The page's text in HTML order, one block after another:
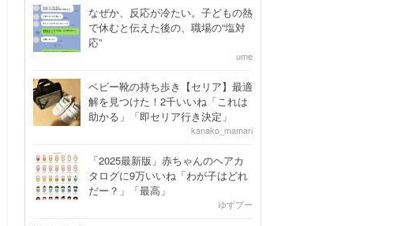
なぜか、反応が冷たい。子どもの熱
で休むと伝えた後の、職場の“塩対
応”
ume
ベビー靴の持ち歩き【セリア】最適
解を見つけた！2千いいね「これは
助かる」「即セリア行き決定」
kanako_mamari
「2025最新版」赤ちゃんのヘアカ
タログに9万いいね「わが子はどれ
だー？」「最高」
ゆずプー